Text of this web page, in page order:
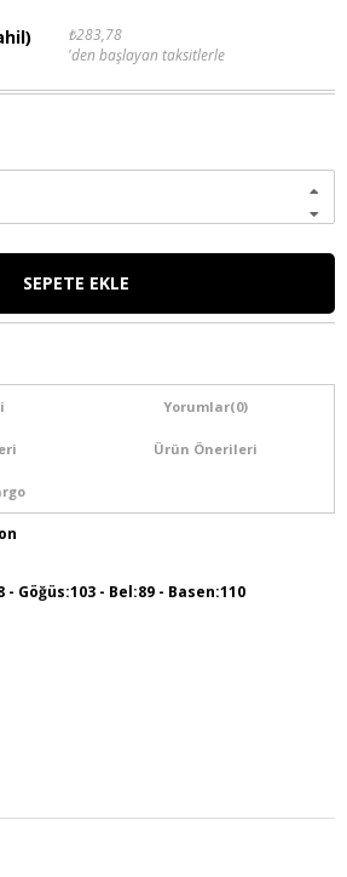
₺283,78
'den başlayan taksitlerle
Yorumlar(0)
Ürün Önerileri
Göğüs:103 - Bel:89 - Basen:110